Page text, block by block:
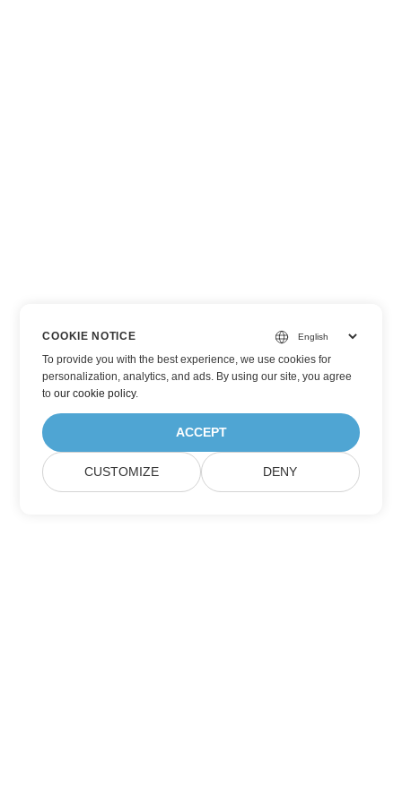
COOKIE NOTICE
To provide you with the best experience, we use cookies for
personalization, analytics, and ads. By using our site, you agree
toour cookie policy.
ACCEPT
CUSTOMIZE DENY